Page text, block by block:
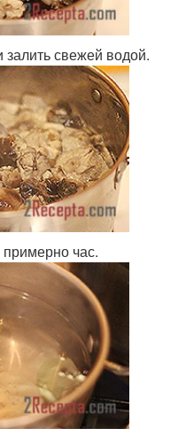
свежей водой.
час.